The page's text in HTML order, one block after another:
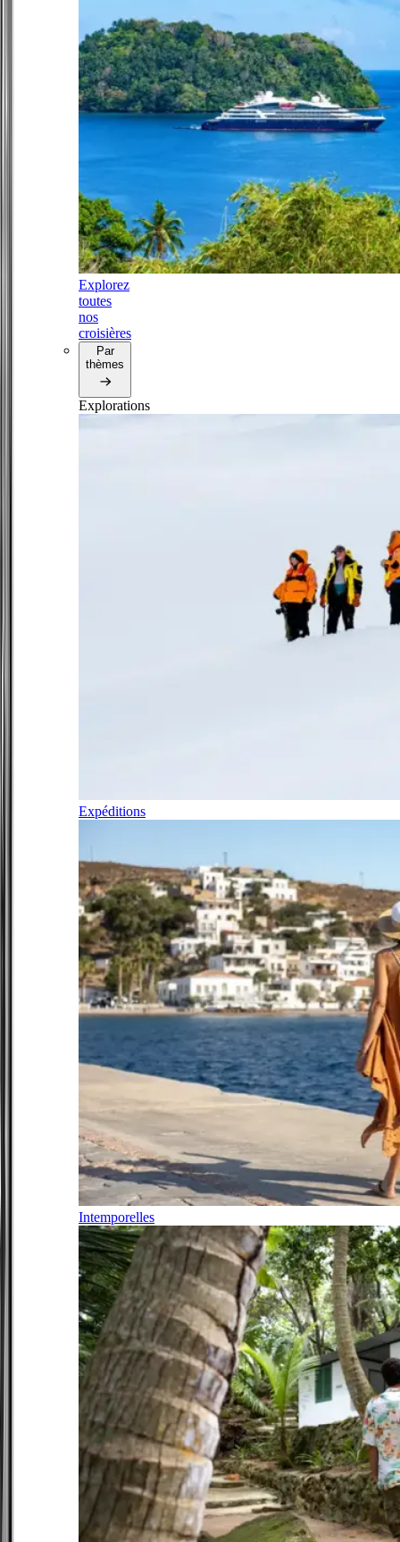
Explorez
toutes
nos
croisières
Par
thèmes
Explorations
Expéditions
Intemporelles